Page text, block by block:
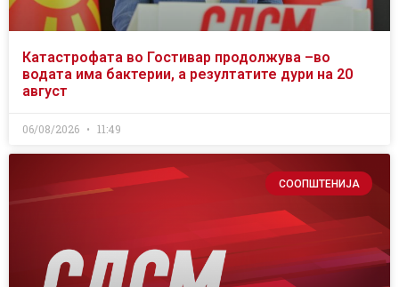
Катастрофата во Гостивар продолжува –во
водата има бактерии, а резултатите дури на 20
август
06/08/2026 11:49
СООПШТЕНИЈА